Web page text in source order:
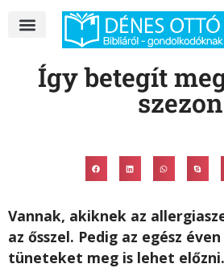
Így betegít
szezon
Vannak, akiknek az
az ősszel. Pedig az egész
tüneteket meg is lehet előzni.